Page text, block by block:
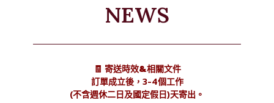
NEWS
🧾 寄送時效&相關文件
訂單成立後，3-4個工作
(不含週休二日及國定假日)天寄出。